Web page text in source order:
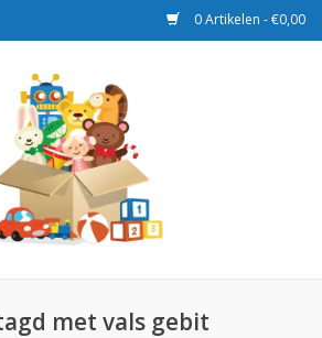
0 Artikelen - €0,00
met vals gebit